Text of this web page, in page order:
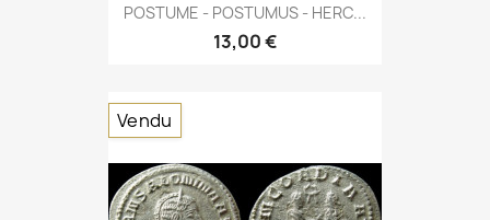
POSTUME - POSTUMUS - HERC...
13,00 €
Vendu